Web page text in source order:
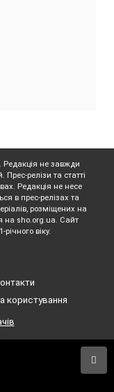
Редакція не завжди
Прес-релізи та статті
Редакція не несе
в прес-релізах та
розміщених на
на sho.org.ua. Сайт
віку.
користування